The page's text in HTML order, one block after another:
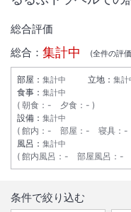
総合評価
総合： 集計中 (全件の評
部屋： 集計中 立地： 集計
食事： 集計中
朝食 ： - 夕食 ： -
設備： 集計中
館内 ： - 部屋 ： - 寝具 ： -
風呂： 集計中
館内風呂 ： - 部屋風呂 ： -
条件で絞り込む